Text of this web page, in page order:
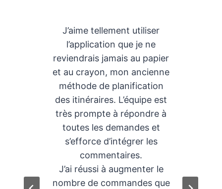
J’aime tellement utiliser
l’application que je ne
reviendrais jamais au papier
et au crayon, mon ancienne
méthode de planification
des itinéraires. L’équipe est
très prompte à répondre à
toutes les demandes et
s’efforce d’intégrer les
commentaires.
J’ai réussi à augmenter le
nombre de commandes que